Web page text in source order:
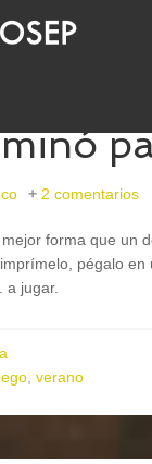
2 comentarios
forma que un
pégalo
jugar.
verano